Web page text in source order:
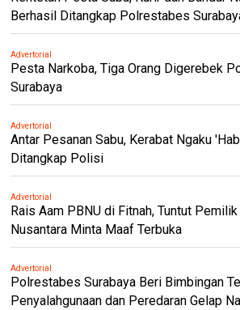
Berhasil Ditangkap Polrestabes
Advertorial
Pesta Narkoba, Tiga Orang Digerebek
Surabaya
Advertorial
Antar Pesanan Sabu, Kerabat Ngaku
Ditangkap Polisi
Advertorial
Rais Aam PBNU di Fitnah, Tuntut
Nusantara Minta Maaf Terbuka
Advertorial
Polrestabes Surabaya Beri Bimbingan
Penyalahgunaan dan Peredaran Gelap